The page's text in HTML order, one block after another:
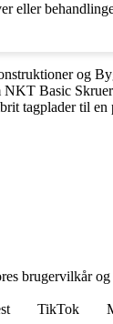
eller
og
Basic
tagplader til
brugervilkår
TikTok